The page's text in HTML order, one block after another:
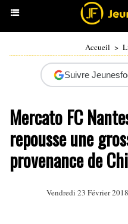
Accueil >
Suivre
Mercato FC
repousse une
provenance de
Vendredi 23 Février